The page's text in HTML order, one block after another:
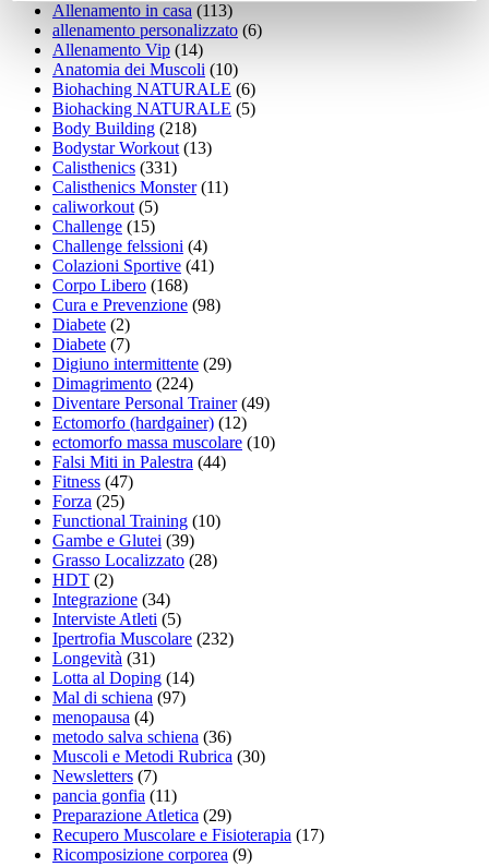
Allenamento in casa (113)
allenamento personalizzato (6)
Allenamento Vip (14)
Anatomia dei Muscoli (10)
Biohaching NATURALE (6)
Biohacking NATURALE (5)
Body Building (218)
Bodystar Workout(13)
Calisthenics (331)
Calisthenics Monster(11)
caliworkout(5)
Challenge (15)
Challenge felssioni (4)
Colazioni Sportive (41)
Corpo Libero (168)
Cura e Prevenzione (98)
Diabete (2)
Diabete (7)
Digiuno intermittente (29)
Dimagrimento (224)
Diventare Personal Trainer(49)
Ectomorfo (hardgainer) (12)
ectomorfo massa muscolare (10)
Falsi Miti in Palestra (44)
Fitness (47)
Forza (25)
Functional Training (10)
Gambe e Glutei (39)
Grasso Localizzato (28)
HDT (2)
Integrazione (34)
Interviste Atleti (5)
Ipertrofia Muscolare (232)
Longevità (31)
Lotta al Doping (14)
Mal di schiena (97)
menopausa (4)
metodo salva schiena (36)
Muscoli e Metodi Rubrica (30)
Newsletters (7)
pancia gonfia (11)
Preparazione Atletica (29)
Recupero Muscolare e Fisioterapia (17)
Ricomposizione corporea (9)